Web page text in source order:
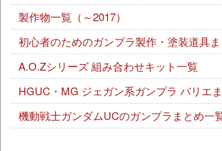
製作物一覧（～2017）
初心者のためのガンプラ製作・塗装道具
A.O.Zシリーズ 組み合わせキット一覧
HGUC・MG ジェガン系ガンプラ バリエ
機動戦士ガンダムUCのガンプラまとめ一